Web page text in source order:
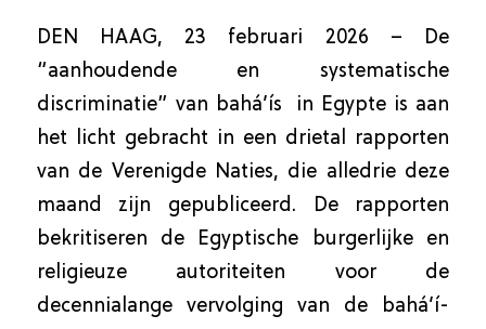
DEN HAAG, 23 februari 2026 – De
“aanhoudende en systematische
discriminatie” van bahá’ís in Egypte is aan
het licht gebracht in een drietal rapporten
van de Verenigde Naties, die alledrie deze
maand zijn gepubliceerd. De rapporten
bekritiseren de Egyptische burgerlijke en
religieuze autoriteiten voor de
decennialange vervolging van de bahá’í-